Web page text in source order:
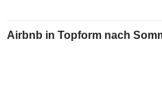
Airbnb in Topform nach